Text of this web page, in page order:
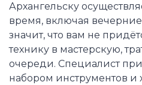
Архангельску
время, включая
значит, что вам не
технику в мастерскую,
очереди. Специалист
набором инструментов и